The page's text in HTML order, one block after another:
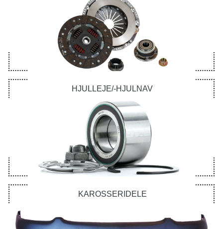
HJULLEJE/-HJULNAV
KAROSSERIDELE